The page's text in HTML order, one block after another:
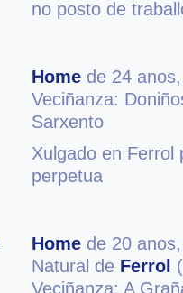
no posto de
Home de 24
Veciñanza:
Sarxento
Xulgado en Ferrol
perpetua
Home de 20
Natural de Ferrol
Veciñanza: A